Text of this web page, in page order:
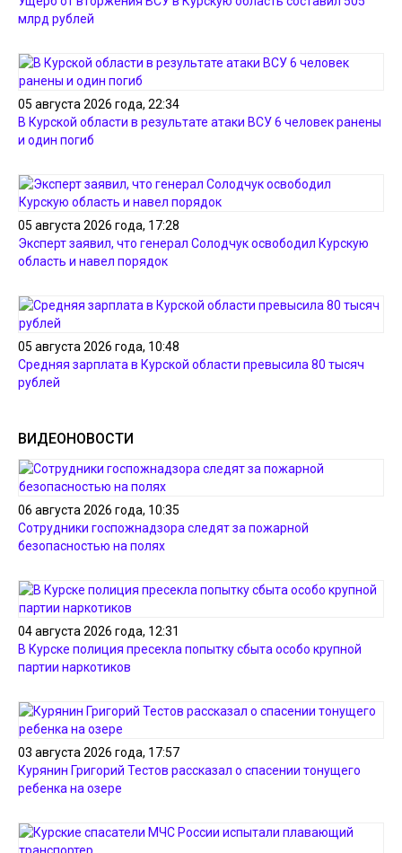
млрд рублей
05 августа 2026 года, 22:34
В Курской области в результате атаки ВСУ 6 человек ранены
и один погиб
05 августа 2026 года, 17:28
Эксперт заявил, что генерал Солодчук освободил Курскую
область и навел порядок
05 августа 2026 года, 10:48
Средняя зарплата в Курской области превысила 80 тысяч
рублей
ВИДЕОНОВОСТИ
06 августа 2026 года, 10:35
Сотрудники госпожнадзора следят за пожарной
безопасностью на полях
04 августа 2026 года, 12:31
В Курске полиция пресекла попытку сбыта особо крупной
партии наркотиков
03 августа 2026 года, 17:57
Курянин Григорий Тестов рассказал о спасении тонущего
ребенка на озере